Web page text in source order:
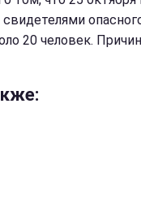
20 человек.